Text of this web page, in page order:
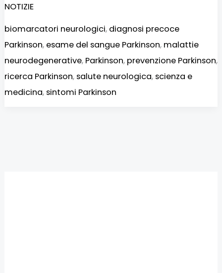
NOTIZIE
biomarcatori neurologici, diagnosi precoce
Parkinson, esame del sangue Parkinson, malattie
neurodegenerative, Parkinson, prevenzione Parkinson,
ricerca Parkinson, salute neurologica, scienza e
medicina, sintomi Parkinson